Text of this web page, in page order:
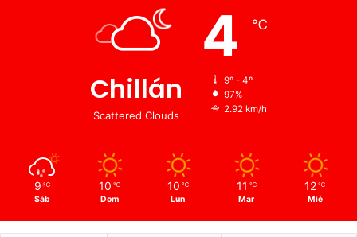
Chillán
Scattered Clouds
4 ℃
9º - 4º
97%
2.92 km/h
9 ℃
Sáb
10 ℃
Dom
10 ℃
Lun
11 ℃
Mar
12 ℃
Mié